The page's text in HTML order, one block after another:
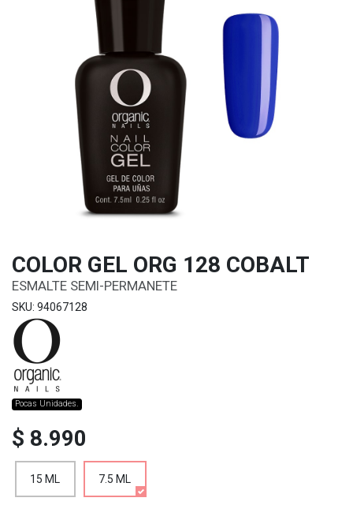
COLOR GEL ORG 128 COBALT
ESMALTE SEMI-PERMANETE
SKU: 94067128
Pocas Unidades.
$ 8.990
15 ML 7.5 ML